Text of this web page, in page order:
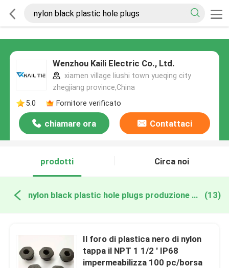
Wenzhou Kaili Electric Co., Ltd.
xiamen village liushi town yueqing city
zhegjiang province,China
5.0
Fornitore verificato
chiamare ora Contattaci
prodotti Circa noi
nylon black plastic hole plugs produzione online (13)
Il foro di plastica nero di nylon
tappa il NPT 1 1/2 ' IP68
impermeabilizza 100 pc/borsa